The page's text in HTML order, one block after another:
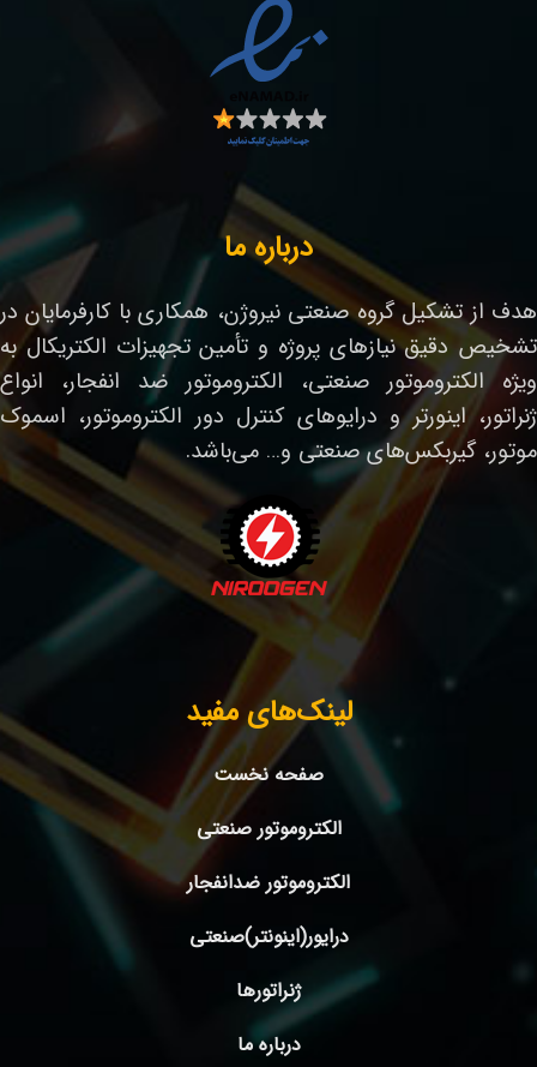
درباره ما
هدف از تشکیل گروه صنعتی نیروژن، همکاری با کارفرمایان در
تشخیص دقیق نیازهای پروژه و تأمین تجهیزات الکتریکال به
ویژه الکتروموتور صنعتی، الکتروموتور ضد انفجار، انواع
ژنراتور، اینورتر و درایوهای کنترل دور الکتروموتور، اسموک
موتور، گیربکس‌های صنعتی و… می‌باشد.
لینک‌های مفید
صفحه نخست
الکتروموتور صنعتی
الکتروموتور ضدانفجار
درایور(اینونتر)صنعتی
ژنراتورها
درباره ما